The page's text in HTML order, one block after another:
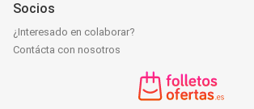
Socios
¿Interesado en colaborar?
Contácta con nosotros